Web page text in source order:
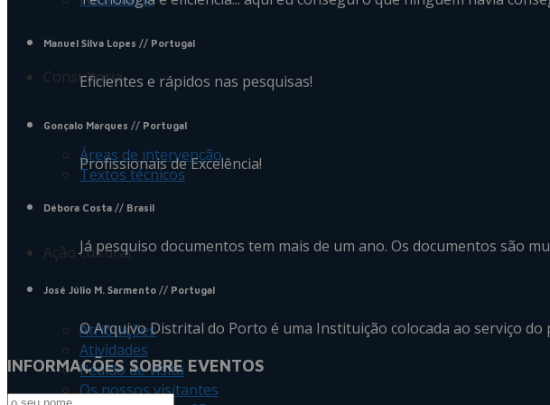
Consultoria
Áreas de intervenção
Textos técnicos
Ação cultural
Atribuições
Atividades
Pedido de visita
Os nossos visitantes
Manuel Silva Lopes // Portugal
Eficientes e rápidos nas pesquisas!
Gonçalo Marques // Portugal
Profissionais de Excelência!
Débora Costa // Brasil
Já pesquiso documentos tem mais de um ano. Os documentos são
José Júlio M. Sarmento // Portugal
O Arquivo Distrital do Porto é uma Instituição colocada ao serviço
INFORMAÇÕES SOBRE EVENTOS